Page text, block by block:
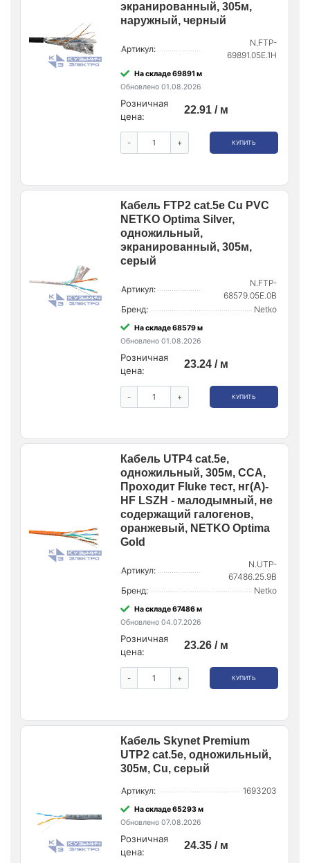
экранированный, 305м,
наружный, черный
Артикул:
N.FTP-
69891.05E.1H
На складе 69891 м
Обновлено 01.08.2026
Розничная
цена:
22.91 / м
- + КУПИТЬ
Кабель FTP2 cat.5е Cu PVC
NETKO Optima Silver,
одножильный,
экранированный, 305м,
серый
Артикул:
N.FTP-
68579.05E.0B
Бренд:
Netko
На складе 68579 м
Обновлено 01.08.2026
Розничная
цена:
23.24 / м
- + КУПИТЬ
Кабель UTP4 cat.5e,
одножильный, 305м, CCA,
Проходит Fluke тест, нг(А)-
HF LSZH - малодымный, не
содержащий галогенов,
оранжевый, NETKO Optima
Gold
Артикул:
N.UTP-
67486.25.9B
Бренд:
Netko
На складе 67486 м
Обновлено 04.07.2026
Розничная
цена:
23.26 / м
- + КУПИТЬ
Кабель Skynet Premium
UTP2 cat.5е, одножильный,
305м, Cu, серый
Артикул: 1693203
На складе 65293 м
Обновлено 07.08.2026
Розничная
цена:
24.35 / м